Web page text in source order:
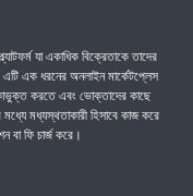
যা একাধিক বিক্রেতাকে তাদের
এক ধরনের অনলাইন মার্কেটপ্লেস
করতে এবং ভোক্তাদের কাছে
মধ্যস্থতাকারী হিসাবে কাজ করে
বা ফি চার্জ করে।